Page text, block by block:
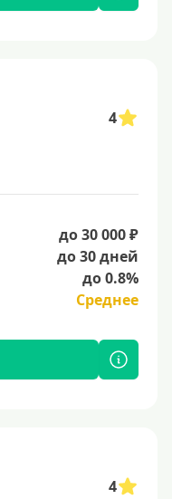
4
до 30 000 ₽
до 30 дней
до 0.8%
Среднее
4